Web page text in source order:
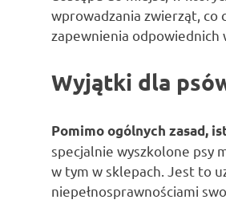
wprowadzania zwierząt, co
zapewnienia odpowiednich
Wyjątki dla
Pomimo ogólnych zasad,
specjalnie wyszkolone psy
w tym w sklepach. Jest to
niepełnosprawnościami